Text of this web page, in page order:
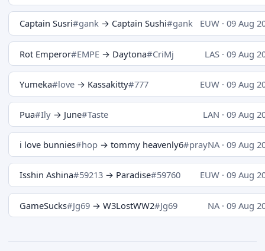
Captain Susri#gank→ Captain Sushi#gank EUW · 09 Aug
Rot Emperor#EMPE→ Daytona#CriMj LAS · 09 Aug
Yumeka#love→ Kassakitty#777 EUW · 09 Aug
Pua#Ily→ June#Taste LAN · 09 Aug
i love bunnies#hop→ tommy heavenly6#prayNA · 09 Aug
Isshin Ashina#59213→ Paradise#59760 EUW · 09 Aug
GameSucks#Jg69→ W3LostWW2#Jg69 NA · 09 Aug